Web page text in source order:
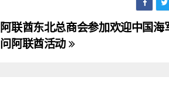
阿联酋东北总商会参加欢迎中国海
问阿联酋活动